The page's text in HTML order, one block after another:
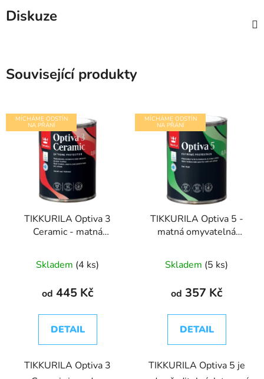
Diskuze
Související produkty
MÍCHÁME ODSTÍN
NA PŘÁNÍ
TIKKURILA Optiva 3
Ceramic - matná
Skladem (4 ks)
od 445 Kč
DETAIL
TIKKURILA Optiva 3
MÍCHÁME ODSTÍN
NA PŘÁNÍ
TIKKURILA Optiva 5 -
matná omyvatelná
Skladem (5 ks)
od 357 Kč
DETAIL
TIKKURILA Optiva 5 je